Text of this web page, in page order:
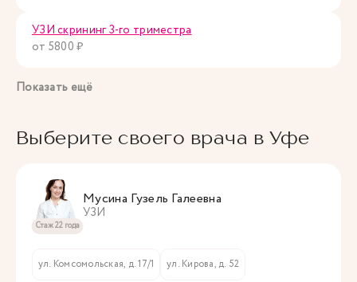
УЗИ скрининг 3-го триместра
от 5800 ₽
Показать ещё
Выберите своего врача в Уфе
Стаж 22 года
Мусина Гузель Галеевна
УЗИ
ул. Комсомольская, д. 17/1 ул. Кирова, д. 52